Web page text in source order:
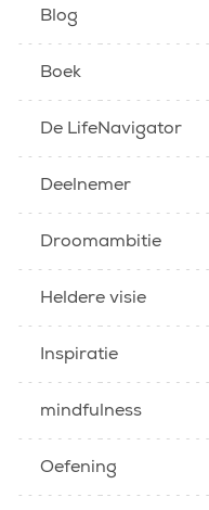
Blog
Boek
De LifeNavigator
Deelnemer
Droomambitie
Heldere visie
Inspiratie
mindfulness
Oefening